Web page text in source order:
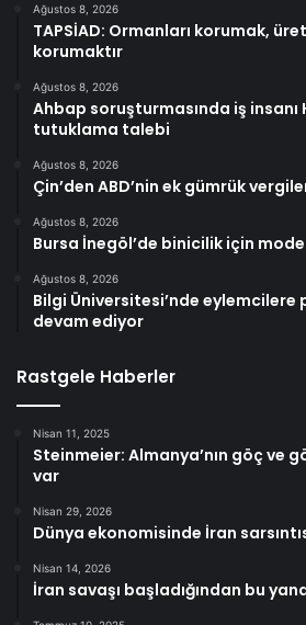
Ağustos 8, 2026
TAPSİAD: Ormanları korumak,
korumaktır
Ağustos 8, 2026
Ahbap soruşturmasında iş insanı
tutuklama talebi
Ağustos 8, 2026
Çin’den ABD’nin ek gümrük
Ağustos 8, 2026
Bursa İnegöl’de binicilik için
Ağustos 8, 2026
Bilgi Üniversitesi’nde eylemcilere
devam ediyor
Rastgele Haberler
Nisan 11, 2025
Steinmeier: Almanya’nın göç ve
var
Nisan 29, 2026
Dünya ekonomisinde İran
Nisan 14, 2026
İran savaşı başladığından bu